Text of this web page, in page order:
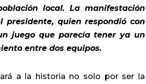
local. La manifestación
quien respondió con
juego que parecía tener ya un
entre dos equipos.
a la historia no solo por ser la